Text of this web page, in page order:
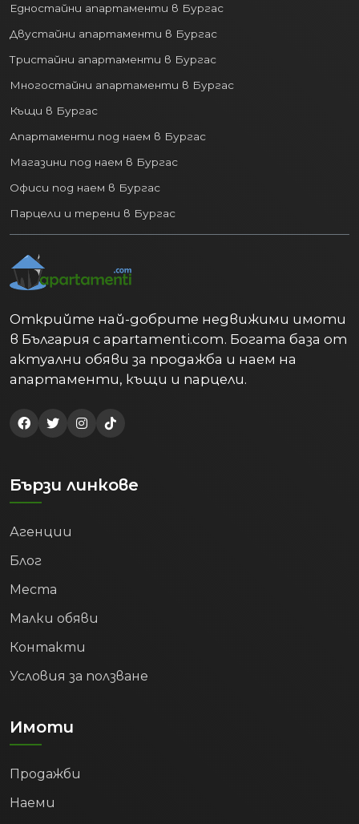
Едностайни апартаменти в Бургас
Двустайни апартаменти в Бургас
Тристайни апартаменти в Бургас
Многостайни апартаменти в Бургас
Къщи в Бургас
Апартаменти под наем в Бургас
Магазини под наем в Бургас
Офиси под наем в Бургас
Парцели и терени в Бургас
Открийте най-добрите недвижими имоти
в България с apartamenti.com. Богата база от
актуални обяви за продажба и наем на
апартаменти, къщи и парцели.
Бързи линкове
Агенции
Блог
Места
Малки обяви
Контакти
Условия за ползване
Имоти
Продажби
Наеми